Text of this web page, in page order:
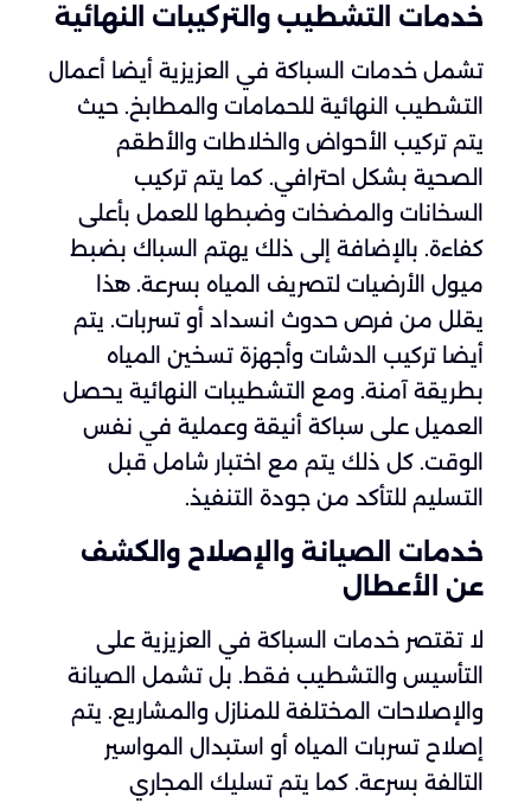
خدمات التشطيب والتركيبات النهائية
تشمل خدمات السباكة في العزيزية أيضا أعمال
التشطيب النهائية للحمامات والمطابخ. حيث
يتم تركيب الأحواض والخلاطات والأطقم
الصحية بشكل احترافي. كما يتم تركيب
السخانات والمضخات وضبطها للعمل بأعلى
كفاءة. بالإضافة إلى ذلك يهتم السباك بضبط
ميول الأرضيات لتصريف المياه بسرعة. هذا
يقلل من فرص حدوث انسداد أو تسربات. يتم
أيضا تركيب الدشات وأجهزة تسخين المياه
بطريقة آمنة. ومع التشطيبات النهائية يحصل
العميل على سباكة أنيقة وعملية في نفس
الوقت. كل ذلك يتم مع اختبار شامل قبل
التسليم للتأكد من جودة التنفيذ.
خدمات الصيانة والإصلاح والكشف
عن الأعطال
لا تقتصر خدمات السباكة في العزيزية على
التأسيس والتشطيب فقط. بل تشمل الصيانة
والإصلاحات المختلفة للمنازل والمشاريع. يتم
إصلاح تسربات المياه أو استبدال المواسير
التالفة بسرعة. كما يتم تسليك المجاري